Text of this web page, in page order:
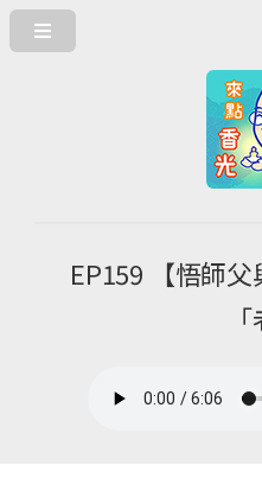
EP159 【悟師